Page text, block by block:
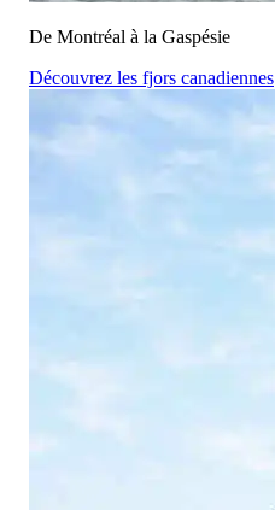
De Montréal à la Gaspésie
Découvrez les fjors canadiennes